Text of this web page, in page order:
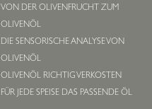
VON DER OLIVENFRUCHT ZUM
OLIVENÖL
DIE SENSORISCHE ANALYSE VON
OLIVENÖL
OLIVENÖL RICHTIG VERKOSTEN
FÜR JEDE SPEISE DAS PASSENDE ÖL